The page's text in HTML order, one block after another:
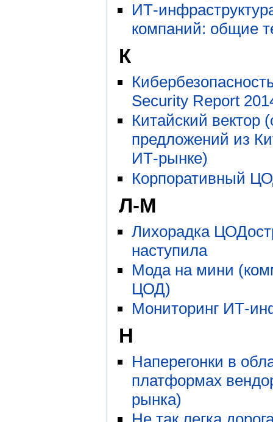
ИТ-
компаний: общие
К
Security Report
Китайский вектор
предложений из
ИТ-рынке)
Корпоративный
Л-М
Лихорадка
наступила
Мода на мини
ЦОД)
Мониторинг ИТ-
Н
Наперегонки в
платформах
рынка)